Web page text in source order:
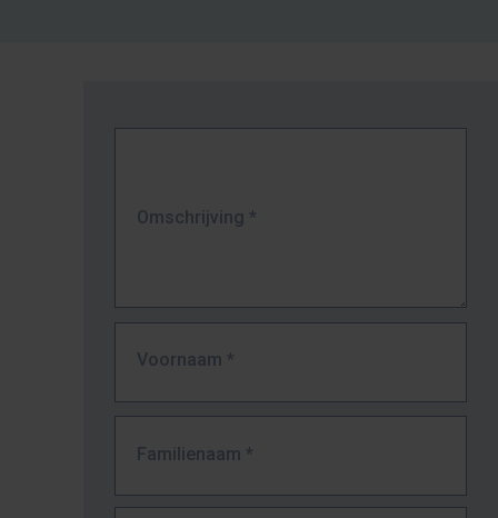
Omschrijving *
Voornaam *
Familienaam *